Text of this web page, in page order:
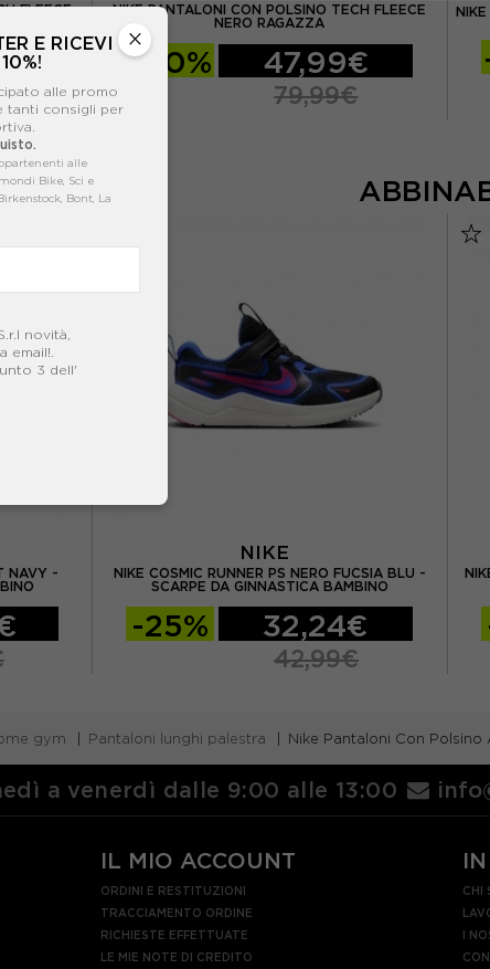
FLEECE
NIKE PANTALONI CON POLSINO TECH FLEECE
NERO RAGAZZA
-40% 47,99€
79,99€
NAVY -
NIKE
NIKE COSMIC RUNNER PS NERO FUCSIA BLU -
SCARPE DA GINNASTICA BAMBINO
-25% 32,24€
42,99€
gym Pantaloni lunghi palestra Nike Pantaloni Con Polsino
×
E RICEVI
alle promo
tanti consigli per
alle
Bike, Sci e
Bont, La
novità,
email!.
3 dell'
a venerdì dalle 9:00 alle 13:00
IL MIO ACCOUNT
ORDINI E RESTITUZIONI
TRACCIAMENTO ORDINE
RICHIESTE EFFETTUATE
LE MIE NOTE DI CREDITO
CHI
I